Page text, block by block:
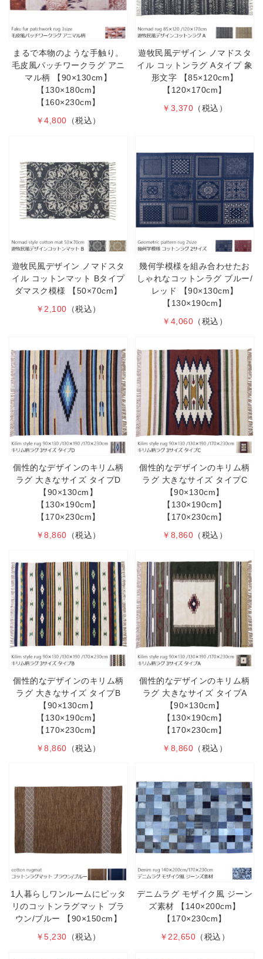
まるで本物のような手触り。
毛皮風パッチワークラグ アニ
マル柄 【90×130cm】
【130×180cm】
【160×230cm】
￥4,800 （税込）
遊牧民風デザイン ノマドスタ
イル コットンラグ Aタイプ 象
形文字 【85×120cm】
【120×170cm】
￥3,370 （税込）
遊牧民風デザイン ノマドスタ
イル コットンマット Bタイプ
ダマスク模様 【50×70cm】
￥2,100 （税込）
幾何学模様を組み合わせたお
しゃれなコットンラグ ブルー/
レッド 【90×130cm】
【130×190cm】
￥4,060 （税込）
個性的なデザインのキリム柄
ラグ 大きなサイズ タイプD
【90×130cm】
【130×190cm】
【170×230cm】
￥8,860 （税込）
個性的なデザインのキリム柄
ラグ 大きなサイズ タイプC
【90×130cm】
【130×190cm】
【170×230cm】
￥8,860 （税込）
個性的なデザインのキリム柄
ラグ 大きなサイズ タイプB
【90×130cm】
【130×190cm】
【170×230cm】
￥8,860 （税込）
個性的なデザインのキリム柄
ラグ 大きなサイズ タイプA
【90×130cm】
【130×190cm】
【170×230cm】
￥8,860 （税込）
1人暮らしワンルームにピッタ
リのコットンラグマット ブラ
ウン/ブルー 【90×150cm】
￥5,230 （税込）
デニムラグ モザイク風 ジーン
ズ素材 【140×200cm】
【170×230cm】
￥22,650 （税込）